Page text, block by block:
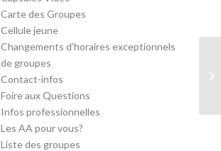
Carte des Groupes
Cellule jeune
Changements d’horaires exceptionnels
de groupes
Contact-infos
Foire aux Questions
Infos professionnelles
Les AA pour vous?
Liste des groupes